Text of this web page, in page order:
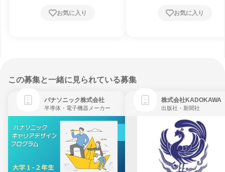
お気に入り お気に入り
この募集と一緒に見られている募集
パナソニック株式会社
半導体・電子機器メーカー
株式会社KADOKAWA
出版社・新聞社